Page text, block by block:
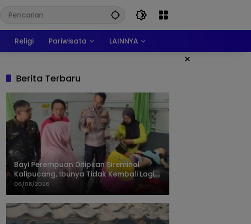
Religi Pariwisata LAINNYA
×
Berita Terbaru
Bayi Perempuan Ditipkan Sireminal
Kalipucang, Ibunya Tidak Kembali Lagi,
Polisi Telusuri Keberadaan Orang Tua
06/08/2026